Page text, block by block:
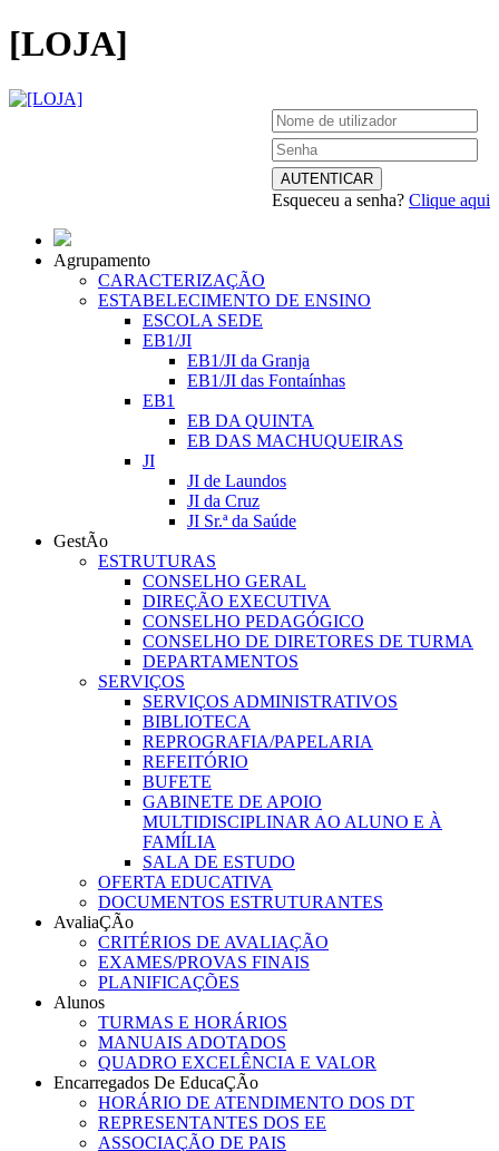
[LOJA]
Esqueceu a senha? Clique aqui
Agrupamento
CARACTERIZAÇÃO
ESTABELECIMENTO DE ENSINO
ESCOLA SEDE
EB1/JI
EB1/JI da Granja
EB1/JI das Fontaínhas
EB1
EB DA QUINTA
EB DAS MACHUQUEIRAS
JI
JI de Laundos
JI da Cruz
JI Sr.ª da Saúde
GestÃo
ESTRUTURAS
CONSELHO GERAL
DIREÇÃO EXECUTIVA
CONSELHO PEDAGÓGICO
CONSELHO DE DIRETORES DE TURMA
DEPARTAMENTOS
SERVIÇOS
SERVIÇOS ADMINISTRATIVOS
BIBLIOTECA
REPROGRAFIA/PAPELARIA
REFEITÓRIO
BUFETE
GABINETE DE APOIO
MULTIDISCIPLINAR AO ALUNO E À
FAMÍLIA
SALA DE ESTUDO
OFERTA EDUCATIVA
DOCUMENTOS ESTRUTURANTES
AvaliaÇÃo
CRITÉRIOS DE AVALIAÇÃO
EXAMES/PROVAS FINAIS
PLANIFICAÇÕES
Alunos
TURMAS E HORÁRIOS
MANUAIS ADOTADOS
QUADRO EXCELÊNCIA E VALOR
Encarregados De EducaÇÃo
HORÁRIO DE ATENDIMENTO DOS DT
REPRESENTANTES DOS EE
ASSOCIAÇÃO DE PAIS